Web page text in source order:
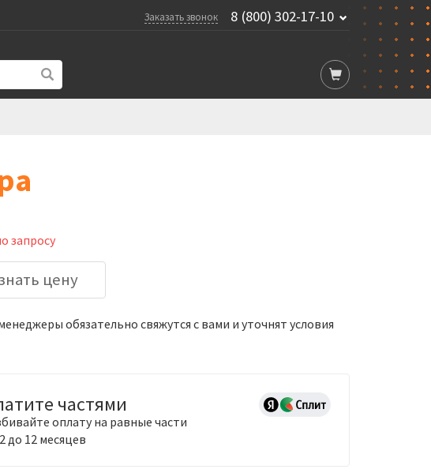
Заказать звонок 8 (800) 302-17-10
запросу
цену
обязательно свяжутся с вами и уточнят условия
частями
оплату на равные части
до 12 месяцев